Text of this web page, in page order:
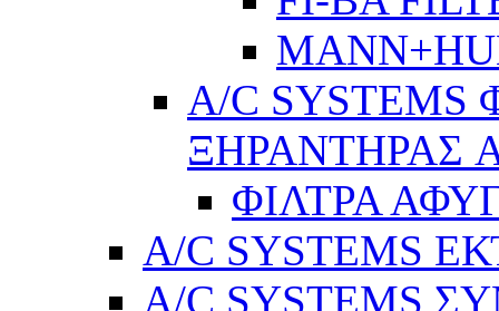
A/C
ΞΗΡΑΝΤΗΡΑΣ
ΦΙΛΤΡΑ
A/C SYSTEMS
A/C SYSTEMS